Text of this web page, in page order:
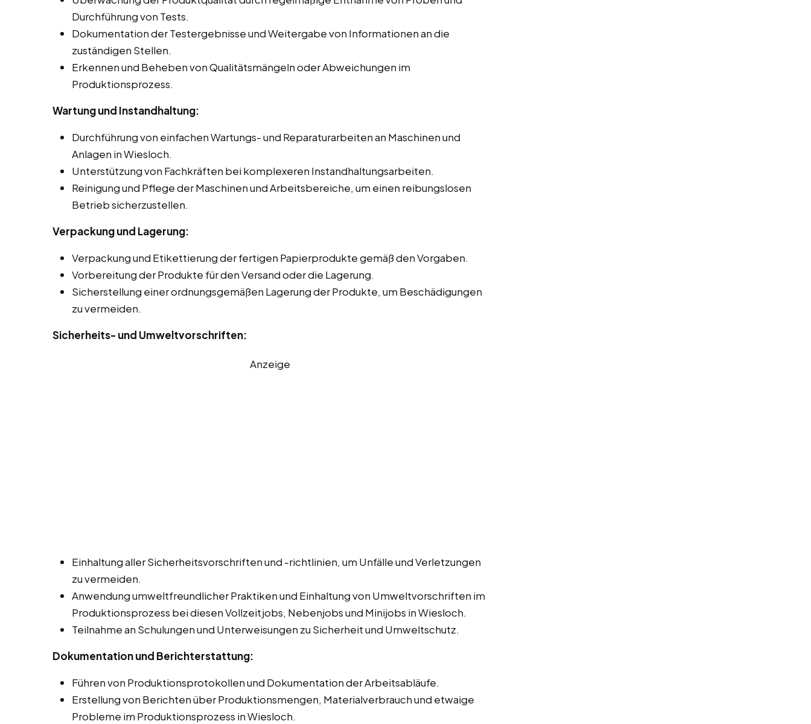
Durchführung von Tests.
Dokumentation der Testergebnisse und Weitergabe von Informationen an die
zuständigen Stellen.
Erkennen und Beheben von Qualitätsmängeln oder Abweichungen im
Produktionsprozess.
Wartung und Instandhaltung:
Durchführung von einfachen Wartungs- und Reparaturarbeiten an Maschinen und
Anlagen in Wiesloch.
Unterstützung von Fachkräften bei komplexeren Instandhaltungsarbeiten.
Reinigung und Pflege der Maschinen und Arbeitsbereiche, um einen reibungslosen
Betrieb sicherzustellen.
Verpackung und Lagerung:
Verpackung und Etikettierung der fertigen Papierprodukte gemäß den Vorgaben.
Vorbereitung der Produkte für den Versand oder die Lagerung.
Sicherstellung einer ordnungsgemäßen Lagerung der Produkte, um Beschädigungen
zu vermeiden.
Sicherheits- und Umweltvorschriften:
Anzeige
Einhaltung aller Sicherheitsvorschriften und -richtlinien, um Unfälle und Verletzungen
zu vermeiden.
Anwendung umweltfreundlicher Praktiken und Einhaltung von Umweltvorschriften im
Produktionsprozess bei diesen Vollzeitjobs, Nebenjobs und Minijobs in Wiesloch.
Teilnahme an Schulungen und Unterweisungen zu Sicherheit und Umweltschutz.
Dokumentation und Berichterstattung:
Führen von Produktionsprotokollen und Dokumentation der Arbeitsabläufe.
Erstellung von Berichten über Produktionsmengen, Materialverbrauch und etwaige
Probleme im Produktionsprozess in Wiesloch.